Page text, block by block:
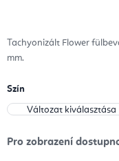
Tachyonizált Flower
mm.
Szín